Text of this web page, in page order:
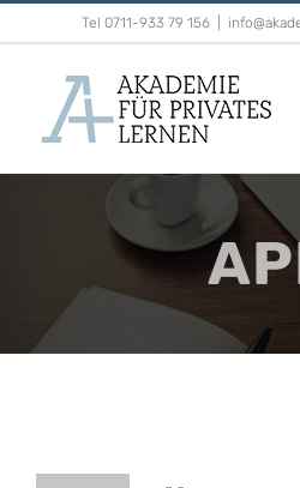
springen
Tel 0711-933 79 156